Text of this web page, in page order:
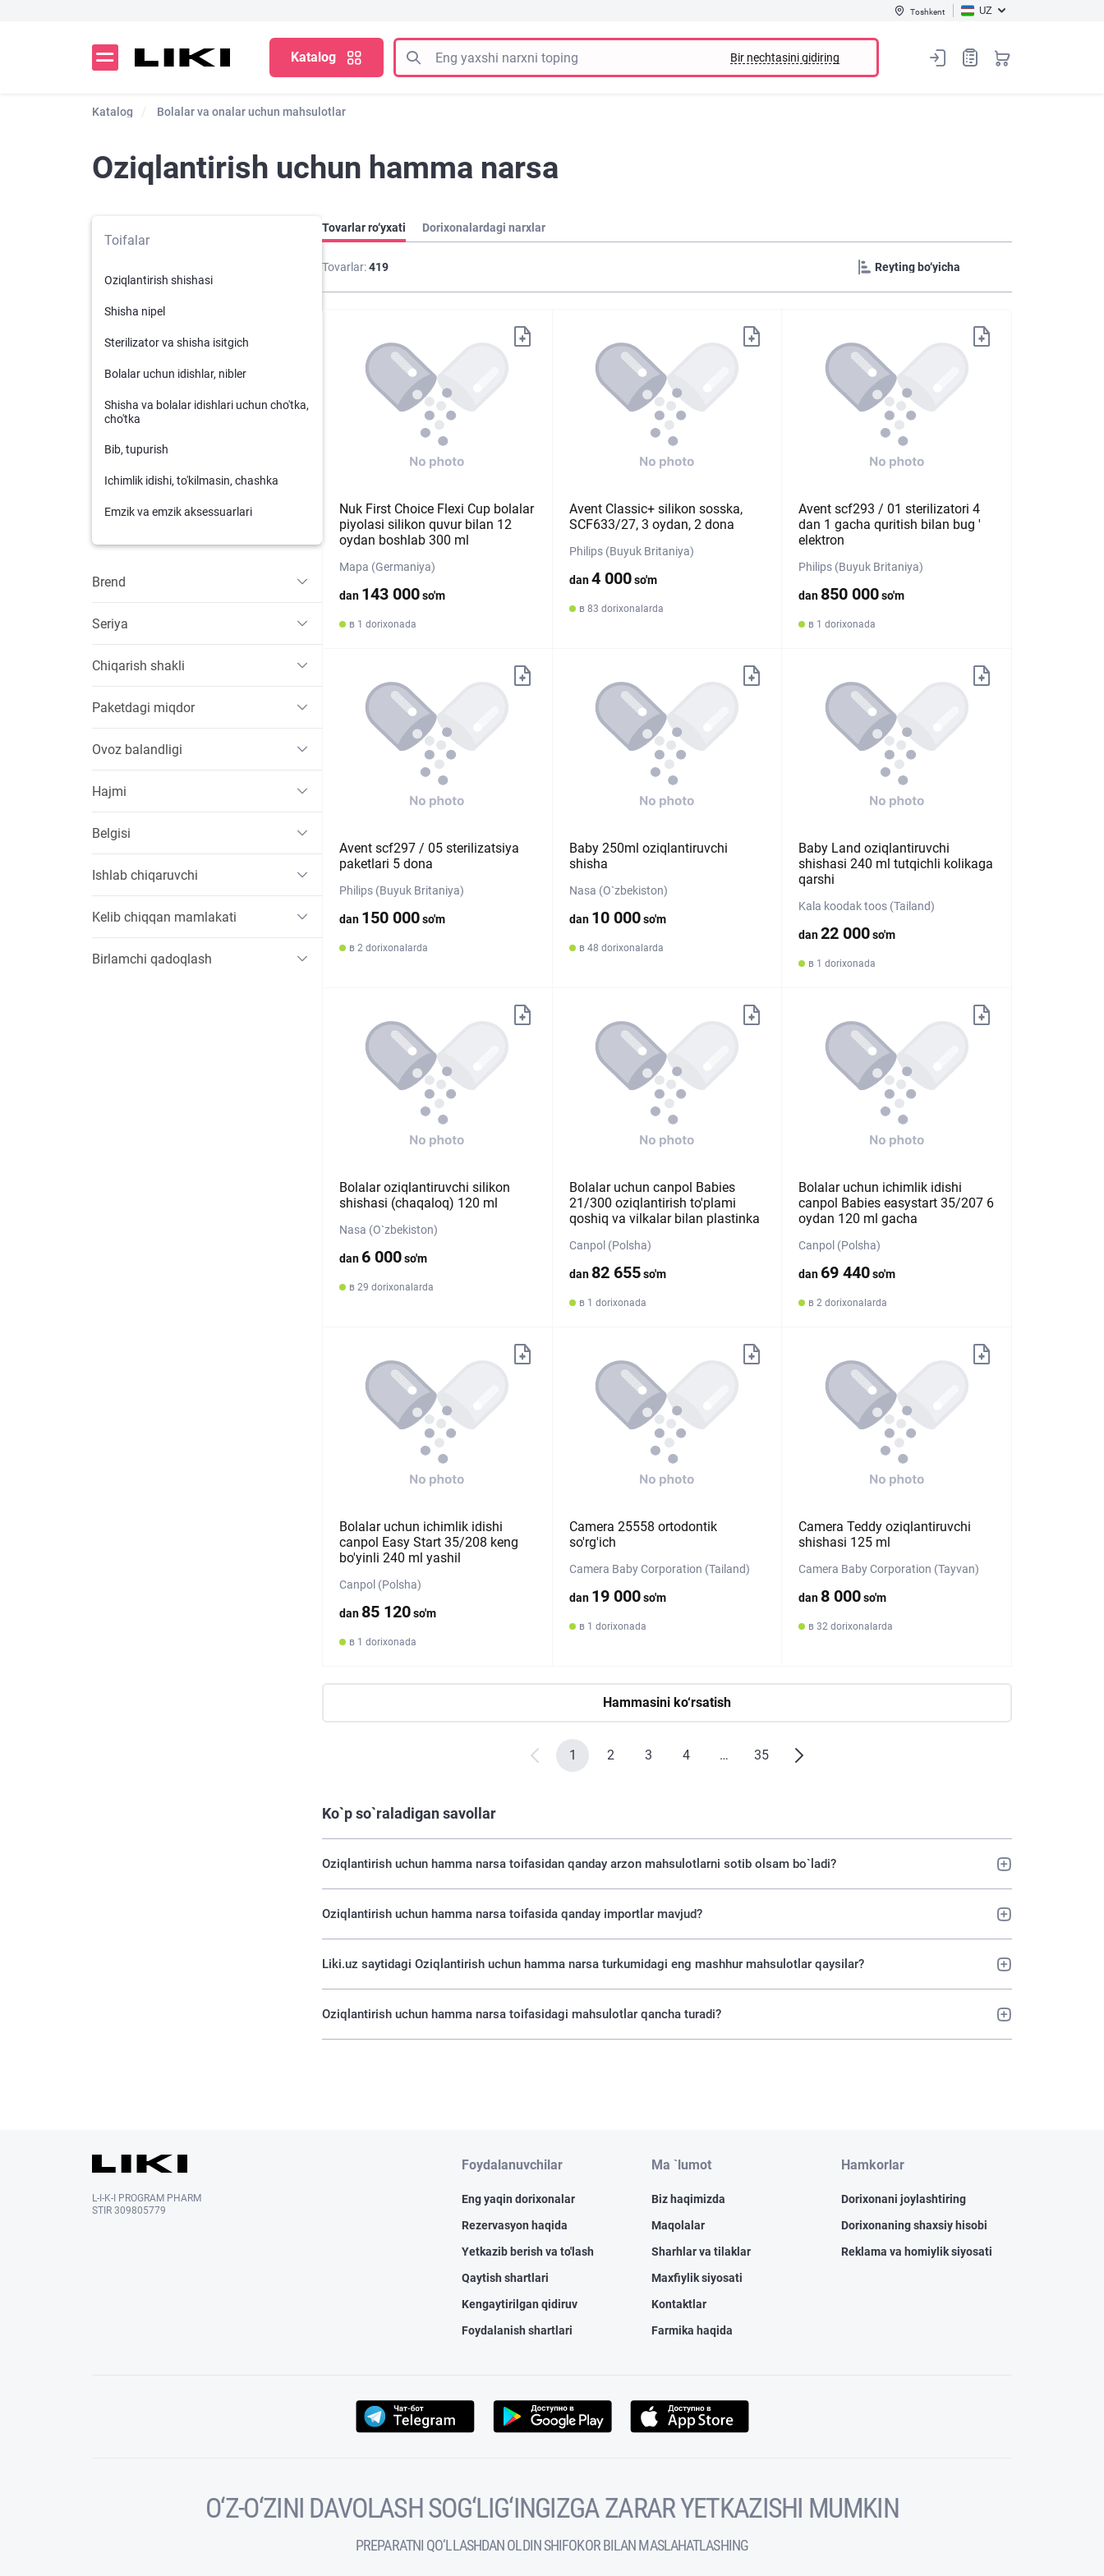
Toshkent UZ
Katalog Bir nechtasini qidiring
Katalog Bolalar va onalar uchun mahsulotlar
Oziqlantirish uchun hamma narsa
Toifalar
Oziqlantirish shishasi
Shisha nipel
Sterilizator va shisha isitgich
Bolalar uchun idishlar, nibler
Shisha va bolalar idishlari uchun cho'tka,
cho'tka
Bib, tupurish
Ichimlik idishi, to'kilmasin, chashka
Emzik va emzik aksessuarlari
Brend
Seriya
Chiqarish shakli
Paketdagi miqdor
Ovoz balandligi
Hajmi
Belgisi
Ishlab chiqaruvchi
Kelib chiqqan mamlakati
Birlamchi qadoqlash
Tovarlar ro‘yxati Dorixonalardagi narxlar
Tovarlar:419
Nuk First Choice Flexi Cup bolalar
piyolasi silikon quvur bilan 12
oydan boshlab 300 ml
Mapa (Germaniya)
dan 143 000so'm
в 1 dorixonada
Avent Classic+ silikon sosska,
SCF633/27, 3 oydan, 2 dona
Philips (Buyuk Britaniya)
dan4 000so'm
в 83 dorixonalarda
Avent scf293 / 01 sterilizatori 4
dan 1 gacha quritish bilan bug '
elektron
Philips (Buyuk Britaniya)
dan 850 000so'm
в 1 dorixonada
Avent scf297 / 05 sterilizatsiya
paketlari 5 dona
Philips (Buyuk Britaniya)
dan 150 000so'm
в 2 dorixonalarda
Baby 250ml oziqlantiruvchi
shisha
Nasa (O`zbekiston)
dan 10 000so'm
в 48 dorixonalarda
Baby Land oziqlantiruvchi
shishasi 240 ml tutqichli kolikaga
qarshi
Kala koodak toos (Tailand)
dan22 000so'm
в 1 dorixonada
Bolalar oziqlantiruvchi silikon
shishasi (chaqaloq) 120 ml
Nasa (O`zbekiston)
dan 6 000so'm
в 29 dorixonalarda
Bolalar uchun canpol Babies
21/300 oziqlantirish to'plami
qoshiq va vilkalar bilan plastinka
Canpol (Polsha)
dan 82 655so'm
в 1 dorixonada
Bolalar uchun ichimlik idishi
canpol Babies easystart 35/207 6
oydan 120 ml gacha
Canpol (Polsha)
dan 69 440so'm
в 2 dorixonalarda
Bolalar uchun ichimlik idishi
canpol Easy Start 35/208 keng
bo'yinli 240 ml yashil
Canpol (Polsha)
dan 85 120so'm
в 1 dorixonada
Camera 25558 ortodontik
so'rg'ich
Camera Baby Corporation (Tailand)
dan 19 000so'm
в 1 dorixonada
Camera Teddy oziqlantiruvchi
shishasi 125 ml
Camera Baby Corporation (Tayvan)
dan 8 000so'm
в 32 dorixonalarda
Hammasini ko‘rsatish
1 2 3 4 … 35
Ko`p so`raladigan savollar
Oziqlantirish uchun hamma narsa toifasidan qanday arzon mahsulotlarni sotib olsam bo`ladi?
Oziqlantirish uchun hamma narsa toifasida qanday importlar mavjud?
Liki.uz saytidagi Oziqlantirish uchun hamma narsa turkumidagi eng mashhur mahsulotlar qaysilar?
Oziqlantirish uchun hamma narsa toifasidagi mahsulotlar qancha turadi?
L-I-K-I PROGRAM PHARM
STIR 309805779
Foydalanuvchilar
Eng yaqin dorixonalar
Rezervasyon haqida
Yetkazib berish va to'lash
Qaytish shartlari
Kengaytirilgan qidiruv
Foydalanish shartlari
Ma `lumot
Biz haqimizda
Maqolalar
Sharhlar va tilaklar
Maxfiylik siyosati
Kontaktlar
Farmika haqida
Hamkorlar
Dorixonani joylashtiring
Dorixonaning shaxsiy hisobi
Reklama va homiylik siyosati
O‘Z-O‘ZINI DAVOLASH SOG‘LIG‘INGIZGA ZARAR YETKAZISHI MUMKIN
PREPARATNI QO‘LLASHDAN OLDIN SHIFOKOR BILAN MASLAHATLASHING